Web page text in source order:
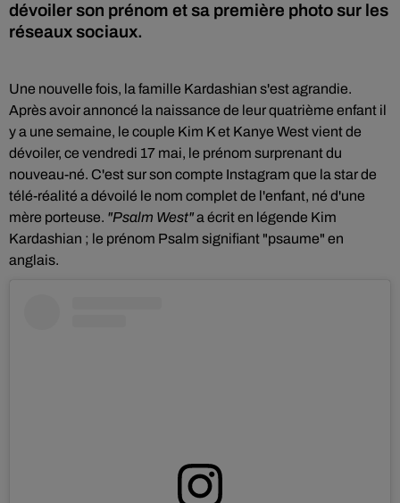
dévoiler son prénom et sa première photo sur les
réseaux sociaux.
Une nouvelle fois, la famille Kardashian s'est agrandie.
Après avoir annoncé la naissance de leur quatrième enfant il
y a une semaine, le couple Kim K et Kanye West vientde
dévoiler, ce vendredi 17 mai, le prénom surprenant du
nouveau-né. C'est sur son compte Instagram que la star de
télé-réalité a dévoilé le nom complet de l'enfant, né d'une
mère porteuse. "Psalm West"a écrit en légende Kim
Kardashian ; le prénom Psalm signifiant "psaume" en
anglais.